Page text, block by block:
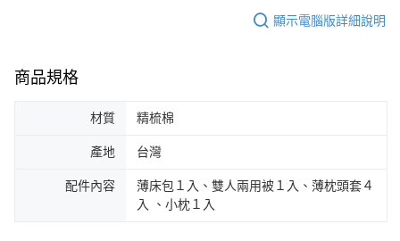
顯示電腦版詳細說明
商品規格
材質 精梳棉
產地 台灣
配件內容
薄床包１入、雙人兩用被１入、薄枕頭套４
入 、小枕１入